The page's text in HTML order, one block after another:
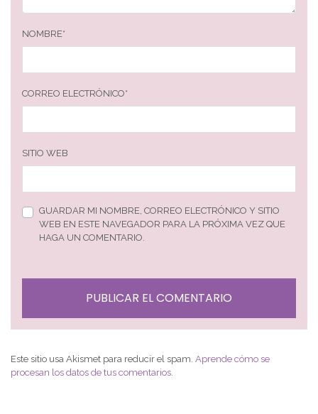
NOMBRE*
CORREO ELECTRÓNICO*
SITIO WEB
GUARDAR MI NOMBRE, CORREO ELECTRÓNICO Y SITIO
WEB EN ESTE NAVEGADOR PARA LA PRÓXIMA VEZ QUE
HAGA UN COMENTARIO.
Este sitio usa Akismet para reducir el spam. Aprende cómo se
procesan los datos de tus comentarios